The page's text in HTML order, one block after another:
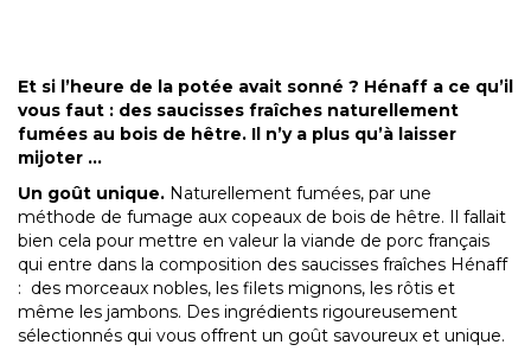
Et si l’heure de la potée avait sonné ? Hénaff a ce qu’il
vous faut : des saucisses fraîches naturellement
fumées au bois de hêtre. Il n’y a plus qu’à laisser
mijoter …
Un goût unique. Naturellement fumées, par une
méthode de fumage aux copeaux de bois de hêtre. Il fallait
bien cela pour mettre en valeur la viande de porc français
qui entre dans la composition des saucisses fraîches Hénaff
: des morceaux nobles, les filets mignons, les rôtis et
même les jambons. Des ingrédients rigoureusement
sélectionnés qui vous offrent un goût savoureux et unique.